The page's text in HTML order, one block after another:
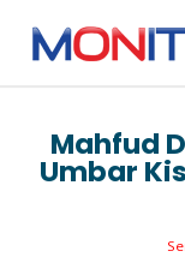
POLITIK
Mahfud
Umbar